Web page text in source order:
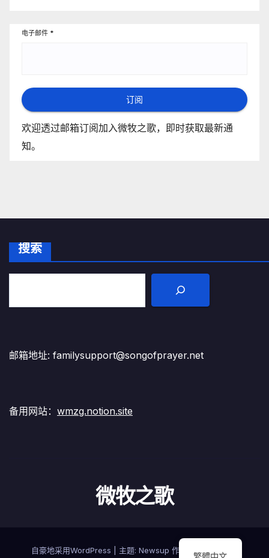
电子邮件 *
订阅
欢迎透过邮箱订阅加入微牧之歌，即时获取最新通
知。
搜索
邮箱地址: familysupport@songofprayer.net
备用网站： wmzg.notion.site
微牧之歌
自豪地采用WordPress 主题: Newsup 作者 Themeansar